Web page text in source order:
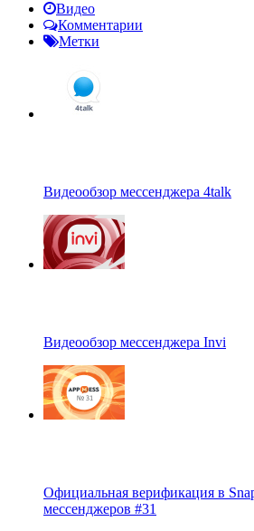
Видео
Комментарии
Метки
Видеообзор мессенджера 4talk
Видеообзор мессенджера Invi
Официальная верификация в
мессенджеров #31